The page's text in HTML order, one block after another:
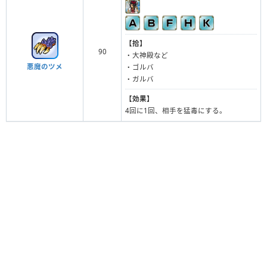
悪魔のツメ
90
【拾】
・大神殿など
・ゴルバ
・ガルバ
【効果】
4回に1回、相手を猛毒にする。